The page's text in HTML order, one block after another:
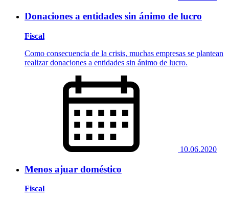
Donaciones a entidades sin ánimo de lucro
Fiscal
Como consecuencia de la crisis, muchas empresas se plantean
realizar donaciones a entidades sin ánimo de lucro.
10.06.2020
Menos ajuar doméstico
Fiscal